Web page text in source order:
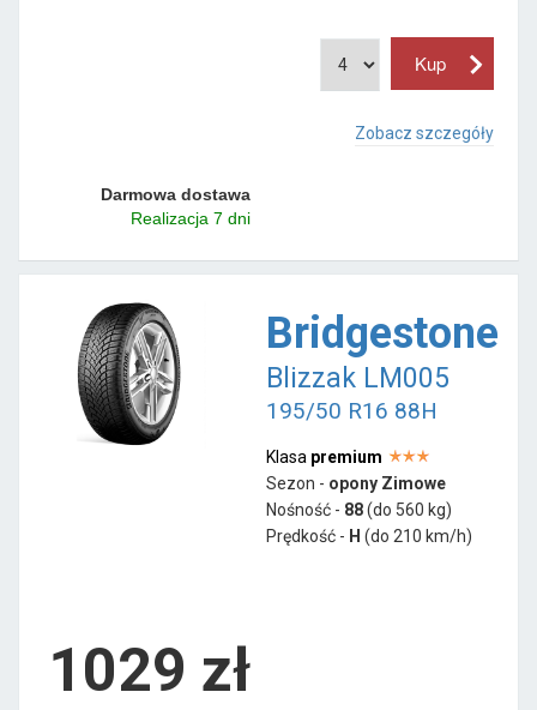
Zobacz szczegóły
Darmowa dostawa
Realizacja 7 dni
Bridgestone
Blizzak LM005
195/50 R16 88H
Klasa premium
Sezon - opony Zimowe
Nośność - 88(do 560 kg)
Prędkość - H (do 210 km/h)
1029 zł